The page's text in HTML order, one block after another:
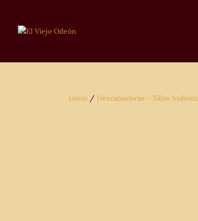
Inicio / Descalzadoras - Sillas